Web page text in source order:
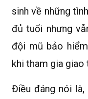
sinh về những
đủ tuổi nhưng
đội mũ bảo
khi tham gia giao
Điều đáng nói là,